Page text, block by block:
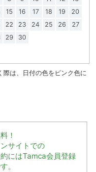
15 16 17 18 19
20
22 23 24 25 26
27
29 30
際は、日付の色をピンク色に
！
サイトでの
にはTamca会員登録
。